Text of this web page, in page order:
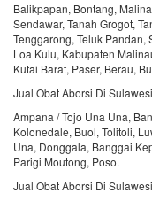
Balikpapan, Bontang,
Sendawar, Tanah Grogot,
Tenggarong, Teluk Pandan,
Loa Kulu, Kabupaten
Kutai Barat, Paser, Berau,
Jual Obat Aborsi Di
Ampana / Tojo Una Una,
Kolonedale, Buol, Tolitoli,
Una, Donggala, Banggai
Parigi Moutong, Poso.
Jual Obat Aborsi Di